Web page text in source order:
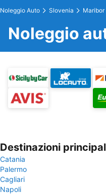
Noleggio Auto Slovenia Maribor
Noleggio
Destinazioni
Catania
Palermo
Cagliari
Napoli